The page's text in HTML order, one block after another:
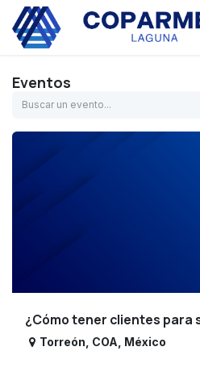
Ir al contenido
Eventos
¿Cómo tener clientes para
Torreón COA México